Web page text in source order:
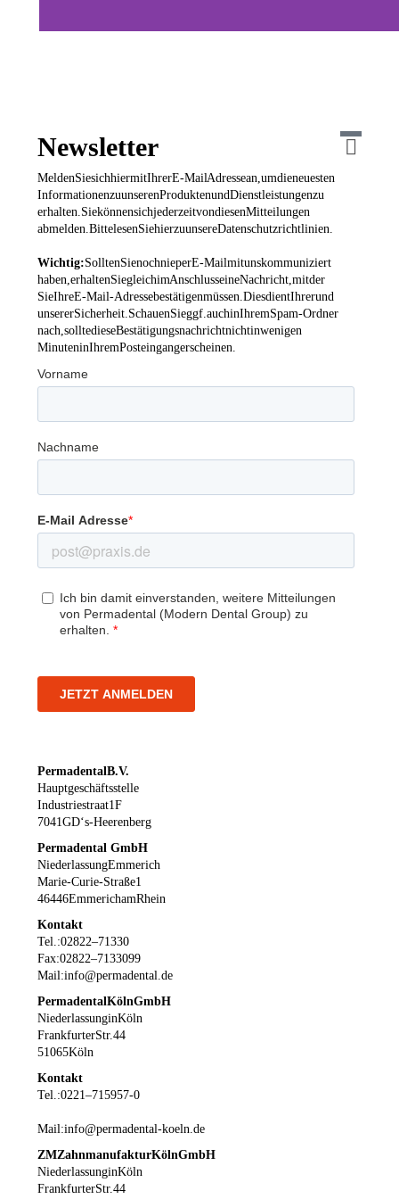
Newsletter
Melden Sie sich hier mit Ihrer E-Mail Adresse an, um die neuesten
Informationen zu unseren Produkten und Dienstleistungen zu
erhalten. Sie können sich jederzeit von diesen Mitteilungen
abmelden. Bitte lesen Sie hierzu unsere Datenschutzrichtlinien.
Wichtig:Sollten Sie noch nie per E-Mail mit uns kommuniziert
haben, erhalten Sie gleich im Anschluss eine Nachricht, mit der
Sie Ihre E-Mail-Adresse bestätigen müssen. Dies dient Ihrer und
unserer Sicherheit. Schauen Sie ggf. auch in Ihrem Spam-Ordner
nach, sollte diese Bestätigungsnachricht nicht in wenigen
Minuten in Ihrem Posteingang erscheinen.
Permadental B.V.
Hauptgeschäftsstelle
Industriestraat 1 F
7041 GD ‘s-Heerenberg
Permadental GmbH
Niederlassung Emmerich
Marie-Curie-Straße 1
46446 Emmerich am Rhein
Kontakt
Tel.: 02822 – 71330
Fax: 02822 – 71330 99
Mail: info@permadental.de
Permadental Köln GmbH
Niederlassung in Köln
Frankfurter Str. 44
51065 Köln
Kontakt
Tel.: 0221 – 715957-0
Mail: info@permadental-koeln.de
ZM Zahnmanufaktur Köln GmbH
Niederlassung in Köln
Frankfurter Str. 44